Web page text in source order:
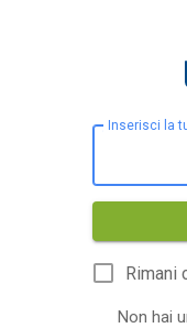
Inserisci la
Rimani
Non hai